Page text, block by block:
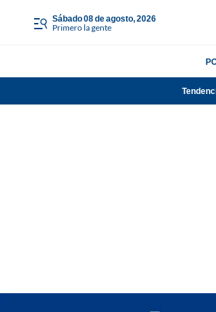
sábado 08 de agosto, 2026
Primero la gente